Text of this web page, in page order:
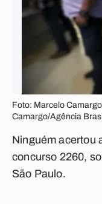
Foto: Marcelo
Camargo/Agência
Ninguém acertou
concurso 2260,
São Paulo.